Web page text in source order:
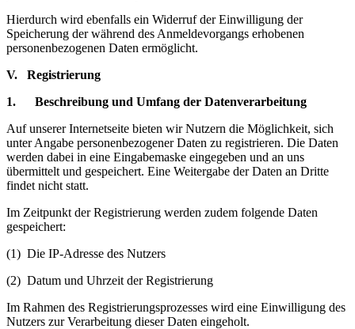
Hierdurch wird ebenfalls ein Widerruf der Einwilligung der
Speicherung der während des Anmeldevorgangs erhobenen
personenbezogenen Daten ermöglicht.
V. Registrierung
1. Beschreibung und Umfang der Datenverarbeitung
Auf unserer Internetseite bieten wir Nutzern die Möglichkeit, sich
unter Angabe personenbezogener Daten zu registrieren. Die Daten
werden dabei in eine Eingabemaske eingegeben und an uns
übermittelt und gespeichert. Eine Weitergabe der Daten an Dritte
findet nicht statt.
Im Zeitpunkt der Registrierung werden zudem folgende Daten
gespeichert:
(1) Die IP-Adresse des Nutzers
(2) Datum und Uhrzeit der Registrierung
Im Rahmen des Registrierungsprozesses wird eine Einwilligung des
Nutzers zur Verarbeitung dieser Daten eingeholt.